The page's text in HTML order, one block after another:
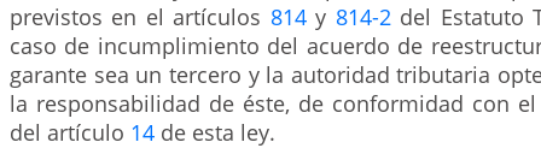
previstos en el artículos 814y 814-2del Estatuto
caso de incumplimiento del acuerdo de
garante sea un tercero y la autoridad tributaria
la responsabilidad de éste, de conformidad con
del artículo 14 de esta ley.